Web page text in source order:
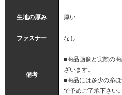
生地の厚み 厚い
ファスナー なし
備考
■商品画像と実際の
ざいます。
■商品には多少の糸
で予めご了承下さい。